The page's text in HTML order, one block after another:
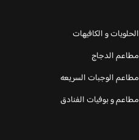
الحلويات و الكافيهات ‎
مطاعم الدجاج
مطاعم الوجبات السريعه
مطاعم و بوفيات الفنادق